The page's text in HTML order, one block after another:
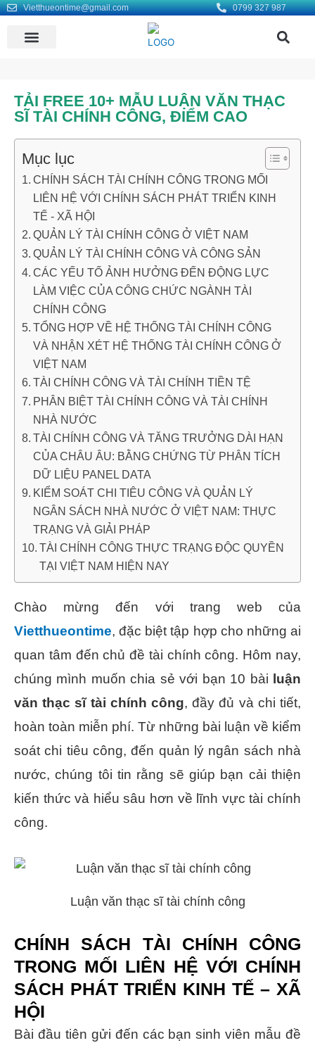
Vietthueontime@gmail.com 0799 327 987
TẢI FREE 10+ MẪU LUẬN VĂN THẠC
SĨ TÀI CHÍNH CÔNG, ĐIỂM CAO
Mục lục
CHÍNH SÁCH TÀI CHÍNH CÔNG TRONG MỐI
LIÊN HỆ VỚI CHÍNH SÁCH PHÁT TRIỂN KINH
TẾ - XÃ HỘI
QUẢN LÝ TÀI CHÍNH CÔNG Ở VIỆT NAM
QUẢN LÝ TÀI CHÍNH CÔNG VÀ CÔNG SẢN
CÁC YẾU TỐ ẢNH HƯỞNG ĐẾN ĐỘNG LỰC
LÀM VIỆC CỦA CÔNG CHỨC NGÀNH TÀI
CHÍNH CÔNG
TỔNG HỢP VỀ HỆ THỐNG TÀI CHÍNH CÔNG
VÀ NHẬN XÉT HỆ THỐNG TÀI CHÍNH CÔNG Ở
VIỆT NAM
TÀI CHÍNH CÔNG VÀ TÀI CHÍNH TIỀN TỆ
PHÂN BIỆT TÀI CHÍNH CÔNG VÀ TÀI CHÍNH
NHÀ NƯỚC
TÀI CHÍNH CÔNG VÀ TĂNG TRƯỞNG DÀI HẠN
CỦA CHÂU ÂU: BẰNG CHỨNG TỪ PHÂN TÍCH
DỮ LIỆU PANEL DATA
KIỂM SOÁT CHI TIÊU CÔNG VÀ QUẢN LÝ
NGÂN SÁCH NHÀ NƯỚC Ở VIỆT NAM: THỰC
TRẠNG VÀ GIẢI PHÁP
TÀI CHÍNH CÔNG THỰC TRẠNG ĐỘC QUYỀN
TẠI VIỆT NAM HIỆN NAY
Chào mừng đến với trang web của
Vietthueontime, đặc biệt tập hợp cho những ai
quan tâm đến chủ đề tài chính công. Hôm nay,
chúng mình muốn chia sẻ với bạn 10 bài
luận
văn thạc sĩ tài chính công, đầy đủ và chi tiết,
hoàn toàn miễn phí. Từ những bài luận về kiểm
soát chi tiêu công, đến quản lý ngân sách nhà
nước, chúng tôi tin rằng sẽ giúp bạn cải thiện
kiến thức và hiểu sâu hơn về lĩnh vực tài chính
công.
Luận văn thạc sĩ tài chính công
CHÍNH SÁCH TÀI CHÍNH CÔNG
TRONG MỐI LIÊN HỆ VỚI CHÍNH
SÁCH PHÁT TRIỂN KINH TẾ – XÃ
HỘI
Bài đầu tiên gửi đến các bạn sinh viên mẫu đề